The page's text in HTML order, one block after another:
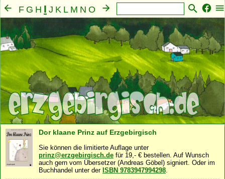
F G H I J K L M N O
U V W X Y Z A B C D E
Mensch·Seele·Geist·Familie ·Gemeinschaft·
Nahrung·Natur· Sonstiges
Dor klaane Prinz auf Erzgebirgisch
Sie können die limitierte Auflage unter
prinz@erzgebirgisch.de für 19,- € bestellen. Auf Wunsch
auch gern vom Übersetzer (Andreas Göbel) signiert. Oder im
Buchhandel unter der ISBN 9783947994298.